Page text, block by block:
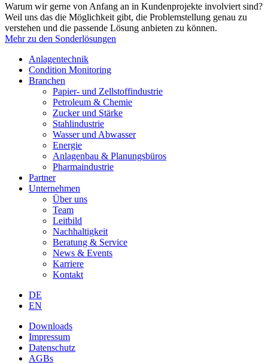
Warum wir gerne von Anfang an in Kundenprojekte involviert sind?
Weil uns das die Möglichkeit gibt, die Problemstellung genau zu
verstehen und die passende Lösung anbieten zu können.
Mehr zu den Sonderlösungen
Anlagentechnik
Condition Monitoring
Branchen
Papier- und Zellstoffindustrie
Petroleum & Chemie
Zucker und Stärke
Stahlindustrie
Wasser und Abwasser
Energie
Anlagenbau & Planungsbüros
Pharmaindustrie
Partner
Unternehmen
Über uns
Team
Leitbild
Nachhaltigkeit
Beratung & Service
News & Events
Karriere
Kontakt
DE
EN
Downloads
Impressum
Datenschutz
AGBs